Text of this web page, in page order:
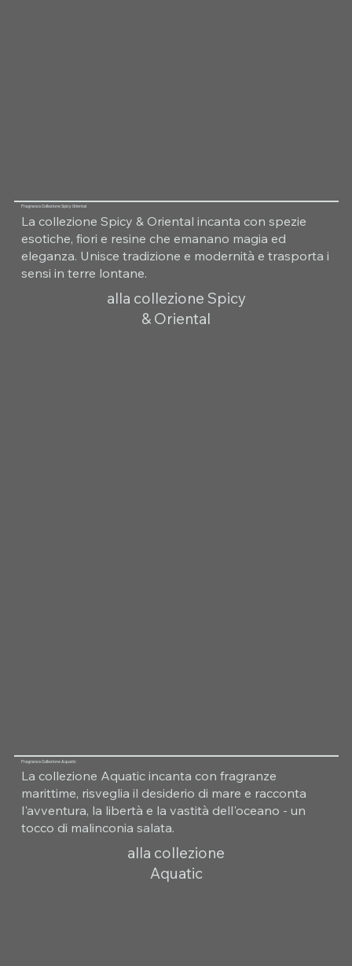
Fragranza Collezione Spicy Oriental
La collezione Spicy & Oriental incanta con spezie
esotiche, fiori e resine che emanano magia ed
eleganza. Unisce tradizione e modernità e trasporta i
sensi in terre lontane.
alla collezione Spicy
& Oriental
Fragranza Collezione Aquatic
La collezione Aquatic incanta con fragranze
marittime, risveglia il desiderio di mare e racconta
l'avventura, la libertà e la vastità dell'oceano - un
tocco di malinconia salata.
alla collezione
Aquatic